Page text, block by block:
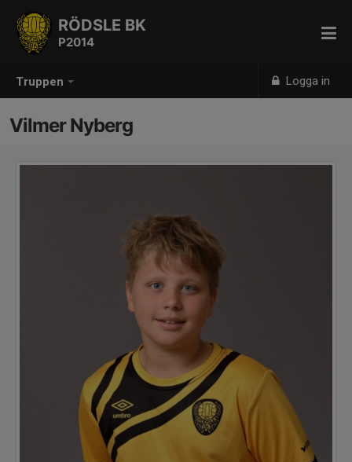
Truppen Logga in
RÖDSLE BK
P2014
Vilmer Nyberg